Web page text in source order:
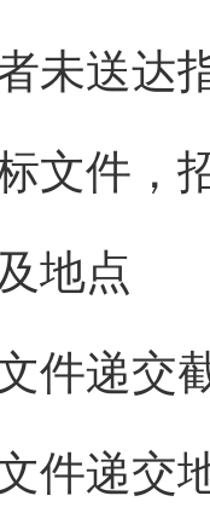
未送达
文件，
地点
件递交
件递交